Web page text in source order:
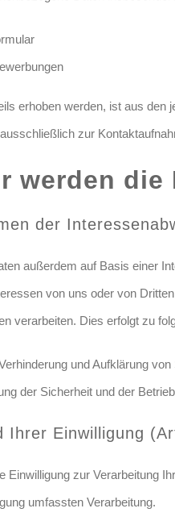
erhoben werden, ist aus den
zur
werden die
der
außerdem auf Basis einer
von uns oder von
verarbeiten. Dies erfolgt zu
und Aufklärung von
der Sicherheit und der
Ihrer Einwilligung
Einwilligung zur Verarbeitung
umfassten Verarbeitung.